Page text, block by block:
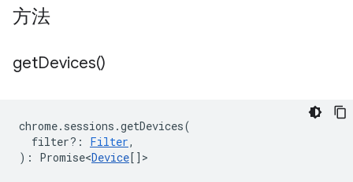
方法
getDevices()
chrome. sessions .getDevices(
filter? : Filter,
) : Promise<Device[] >